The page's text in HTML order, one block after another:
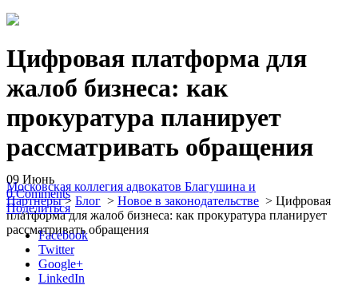
Цифровая платформа для
жалоб бизнеса: как
прокуратура планирует
рассматривать обращения
Московская коллегия адвокатов Благушина и
Партнеры> Блог > Новое в законодательстве > Цифровая
платформа для жалоб бизнеса: как прокуратура планирует
рассматривать обращения
09 Июнь
0 Comments
Поделиться
Facebook
Twitter
Google+
LinkedIn